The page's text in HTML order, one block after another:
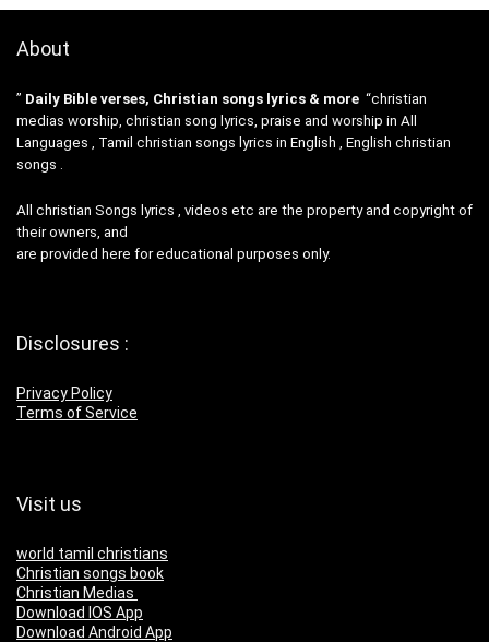
About
” Daily Bible verses, Christian songs lyrics & more “christian
medias worship, christian song lyrics, praise and worship in All
Languages , Tamil christian songs lyrics in English , English christian
songs .
All christian Songs lyrics , videos etc are the property and copyright of
their owners, and
are provided here for educational purposes only.
Disclosures :
Privacy Policy
Terms of Service
Visit us
world tamil christians
Christian songs book
Christian Medias
Download IOS App
Download Android App